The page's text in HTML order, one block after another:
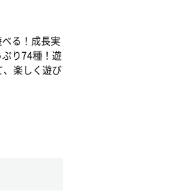
る！成長実
り74種！遊
楽しく遊び